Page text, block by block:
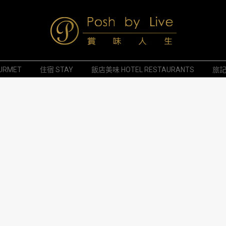
Posh
住宿 STAY 飯店美味 HOTEL RESTAURANTS 旅記